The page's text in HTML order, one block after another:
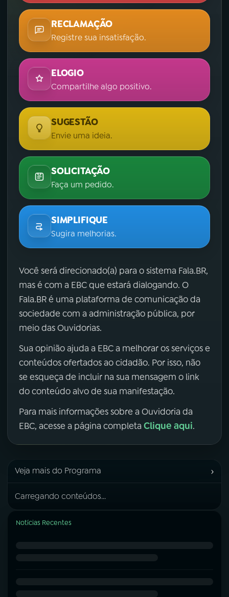
RECLAMAÇÃO
Registre sua insatisfação.
ELOGIO
Compartilhe algo positivo.
SUGESTÃO
Envie uma ideia.
SOLICITAÇÃO
Faça um pedido.
SIMPLIFIQUE
Sugira melhorias.
Você será direcionado(a) para o sistema Fala.BR,
mas é com a EBC que estará dialogando. O
Fala.BR é uma plataforma de comunicação da
sociedade com a administração pública, por
meio das Ouvidorias.
Sua opinião ajuda a EBC a melhorar os serviços e
conteúdos ofertados ao cidadão. Por isso, não
se esqueça de incluir na sua mensagem o link
do conteúdo alvo de sua manifestação.
Para mais informações sobre a Ouvidoria da
EBC, acesse a página completa Clique aqui.
Veja mais do Programa ›
Carregando conteúdos...
Notícias Recentes